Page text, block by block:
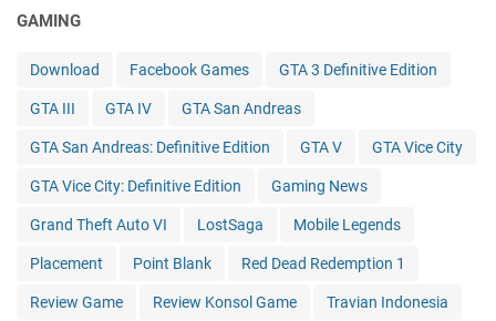
GAMING
Download Facebook Games GTA 3 Definitive Edition
GTA III GTA IV GTA San Andreas
GTA San Andreas: Definitive Edition GTA V GTA Vice City
GTA Vice City: Definitive Edition Gaming News
Grand Theft Auto VI LostSaga Mobile Legends
Placement Point Blank Red Dead Redemption 1
Review Game Review Konsol Game Travian Indonesia